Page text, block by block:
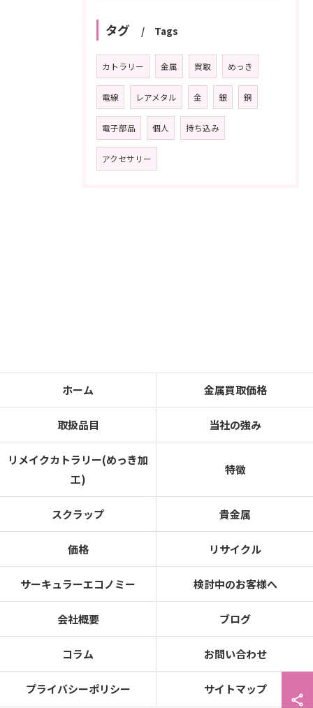
タグ Tags
カトラリー 金属 買取 めっき
電線 レアメタル 金 銀 銅
電子部品 個人 持ち込み
アクセサリー
ホーム 金属買取価格
取扱品目 当社の強み
リメイクカトラリー(めっき加
工)
特徴
スクラップ 貴金属
価格 リサイクル
サーキュラーエコノミー 検討中のお客様へ
会社概要 ブログ
コラム お問い合わせ
プライバシーポリシー サイトマップ